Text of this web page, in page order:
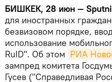
БИШКЕК, 28 июн —
для иностранных
безвизовом порядке,
использование
RuID". Об этом РИА
зампред комитета
Гусев ("Справедливая